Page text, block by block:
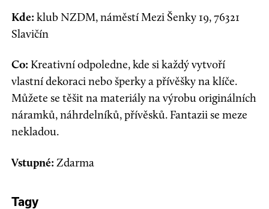
Kde:klub NZDM,náměstí Mezi Šenky 19,76321
Slavičín
Co: Kreativní odpoledne, kde si každý vytvoří
vlastní dekoraci nebo šperky a přívěšky na klíče.
Můžete se těšit na materiály na výrobu originálních
náramků, náhrdelníků, přívěsků. Fantazii se meze
nekladou.
Vstupné:Zdarma
Tagy